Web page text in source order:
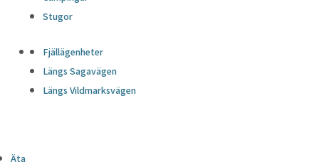
Stugor
Fjällägenheter
Längs Sagavägen
Längs Vildmarksvägen
Äta